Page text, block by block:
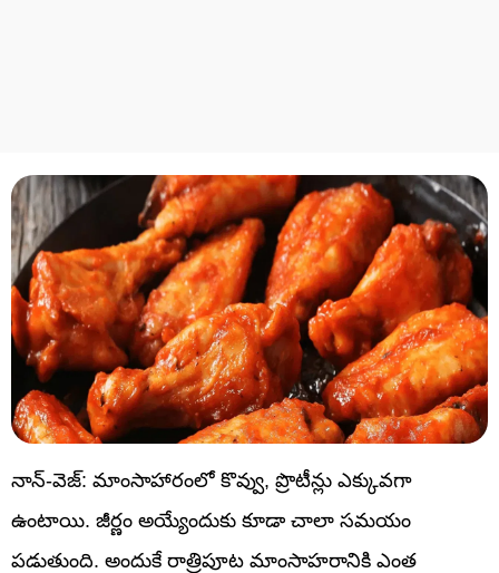
నాన్-వెజ్: మాంసాహారంలో కొవ్వు, ప్రొటీన్లు ఎక్కువగా
ఉంటాయి. జీర్ణం అయ్యేందుకు కూడా చాలా సమయం
పడుతుంది. అందుకే రాత్రిపూట మాంసాహరానికి ఎంత